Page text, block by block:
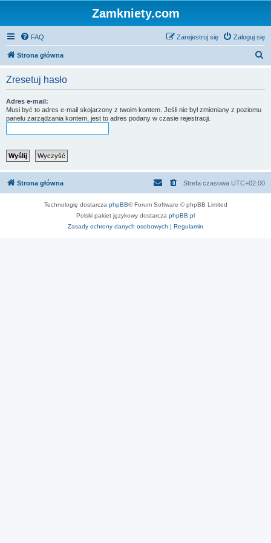
Zamkniety.com
FAQ Zaloguj się
Zarejestruj się
Strona główna
Zresetuj hasło
Adres e-mail:
Musi być to adres e-mail skojarzony z twoim kontem. Jeśli nie był zmieniany z poziomu
panelu zarządzania kontem, jest to adres podany w czasie rejestracji.
Strona główna Strefa czasowa UTC+02:00
Technologię dostarcza phpBB® Forum Software © phpBB Limited
Polski pakiet językowy dostarcza phpBB.pl
Zasady ochrony danych osobowych | Regulamin